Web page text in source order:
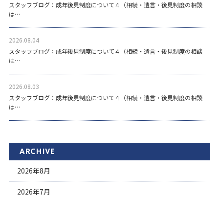
スタッフブログ：成年後見制度について４（相続・遺言・後見制度の相談
は…
2026.08.04
スタッフブログ：成年後見制度について４（相続・遺言・後見制度の相談
は…
2026.08.03
スタッフブログ：成年後見制度について４（相続・遺言・後見制度の相談
は…
ARCHIVE
2026年8月
2026年7月